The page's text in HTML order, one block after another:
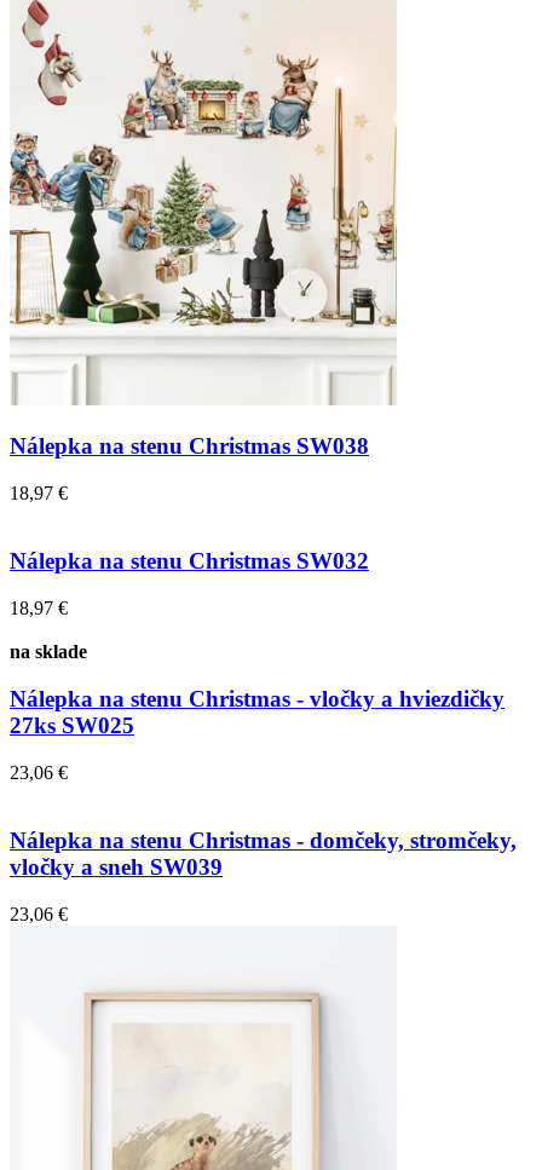
Nálepka na stenu Christmas SW038
18,97 €
Nálepka na stenu Christmas SW032
18,97 €
na sklade
Nálepka na stenu Christmas - vločky a hviezdičky
27ks SW025
23,06 €
Nálepka na stenu Christmas - domčeky, stromčeky,
vločky a sneh SW039
23,06 €